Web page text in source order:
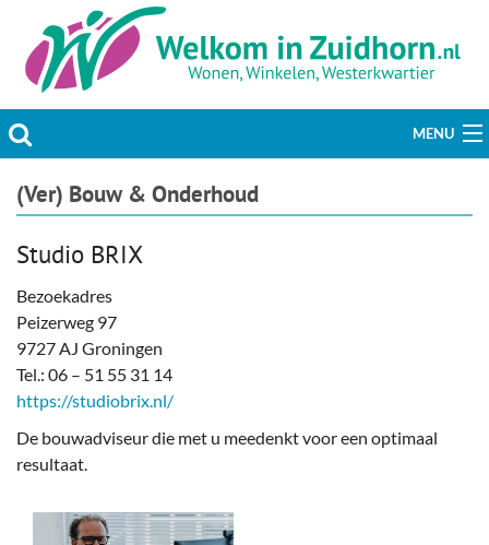
MENU
Actueel
Welzijn & Maatschappij
Bedrijven
Prikbord & Aanbiedingen
Plaats bericht
(Ver) Bouw & Onderhoud
Studio BRIX
Bezoekadres
Peizerweg 97
9727 AJ Groningen
Tel.: 06 – 51 55 31 14
https://studiobrix.nl/
De bouwadviseur die met u meedenkt voor een optimaal
resultaat.